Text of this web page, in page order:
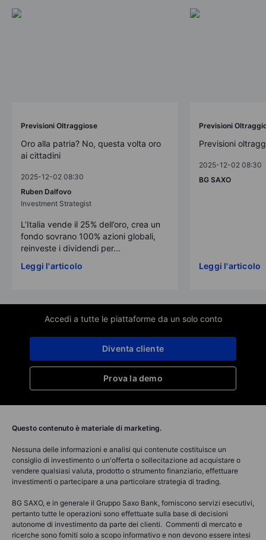
Previsioni Oltraggiose
Oro alla patria? No, questa volta oro
ai cittadini
2025-12-02 08:30
Ruben Dalfovo
Investment Strategist
L’Italia vende il 25% dell’oro, crea un
fondo sovrano 100% azioni globali,
reinveste i dividendi per...
Leggi l'articolo
Previsioni
Previsioni
2025-12-02 08:30
BG SAXO
Leggi l'articolo
Accedi a tutte le piattaforme da un solo conto
Prova la demo
Diventa cliente
Questo contenuto è materiale di marketing.
Nessuna delle informazioni e analisi qui contenute costituisce un
consiglio di investimento o un'offerta o sollecitazione ad acquistare o
vendere qualsiasi valuta, prodotto o strumento finanziario, effettuare
investimenti o partecipare a una particolare strategia di trading.
BG SAXO, e in generale il Gruppo Saxo Bank, forniscono servizi esecutivi,
pertanto tutte le operazioni sono effettuate sulla base di decisioni
autonome di investimento da parte dei clienti. Commenti di mercato e
ricerche sono forniti solo a scopo informativo e non devono essere intesi